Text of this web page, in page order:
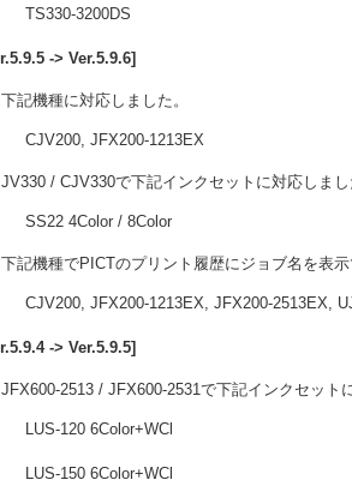
TS330-3200DS
-> Ver.5.9.6]
下記機種に対応しました。
CJV200, JFX200-1213EX
JV330 / CJV330で下記インクセットに対応しまし
SS22 4Color / 8Color
下記機種でPICTのプリント履歴にジョブ名を表示
CJV200, JFX200-1213EX, JFX200-2513EX,
-> Ver.5.9.5]
JFX600-2513 / JFX600-2531で下記インクセット
LUS-120 6Color+WCl
LUS-150 6Color+WCl